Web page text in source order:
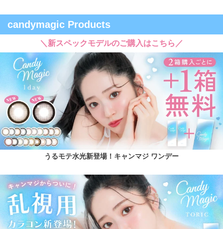
candymagic Products
＼新スペックモデルのご購入はこちら／
うるモテ水光新登場！キャンマジ ワンデー